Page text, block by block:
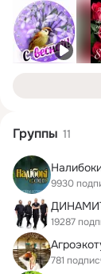
Группы 11
9930
19287
781